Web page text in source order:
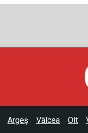
Argeș Vâlcea Olt